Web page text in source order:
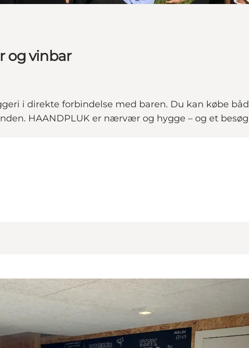
og vinbar
i direkte forbindelse med baren. Du kan købe
HAANDPLUK er nærvær og hygge – og et